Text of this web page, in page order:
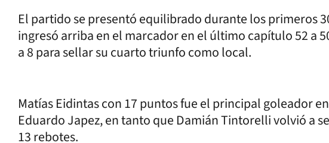
El partido se presentó equilibrado durante los primeros
ingresó arriba en el marcador en el último capítulo 52 a
a 8 para sellar su cuarto triunfo como local.
Matías Eidintas con 17 puntos fue el principal goleador
Eduardo Japez, en tanto que Damián Tintorelli volvió a
13 rebotes.